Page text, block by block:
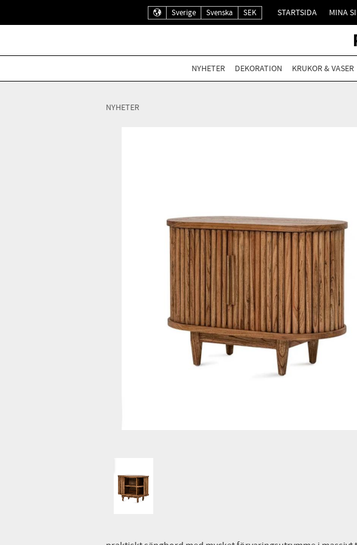
Sverige Svenska SEK STARTSIDA MINA
NYHETER DEKORATION KRUKOR & VASER
NYHETER